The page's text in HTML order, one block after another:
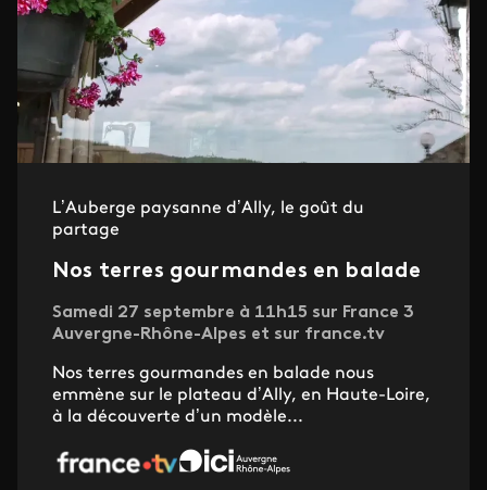
L’Auberge paysanne d’Ally, le goût du
partage
Nos terres gourmandes en balade
Samedi 27 septembre à 11h15 sur France 3
Auvergne-Rhône-Alpes et sur france.tv
Nos terres gourmandes en balade nous
emmène sur le plateau d’Ally, en Haute-Loire,
à la découverte d’un modèle...